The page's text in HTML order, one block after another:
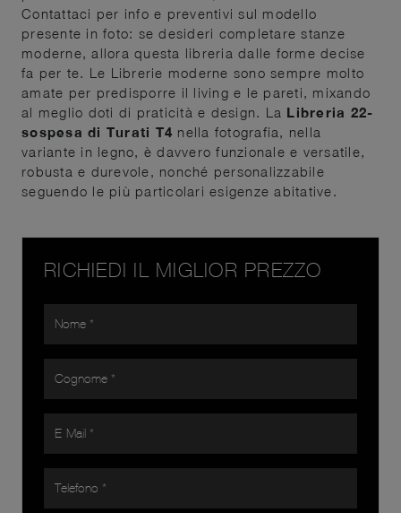
Contattaci per info e preventivi sul modello
presente in foto: se desideri completare stanze
moderne, allora questa libreria dalle forme decise
fa per te. Le Librerie moderne sono sempre molto
amate per predisporre il living e le pareti, mixando
al meglio doti di praticità e design. La Libreria 22-
sospesa di Turati T4 nella fotografia, nella
variante in legno, è davvero funzionale e versatile,
robusta e durevole, nonché personalizzabile
seguendo le più particolari esigenze abitative.
RICHIEDI IL MIGLIOR PREZZO